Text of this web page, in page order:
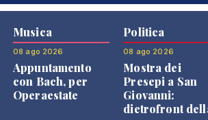
Musica
08 ago 2026
Appuntamento
con Bach, per
Operaestate
Politica
08 ago 2026
Mostra dei
Presepi a San
Giovanni:
dietrofront